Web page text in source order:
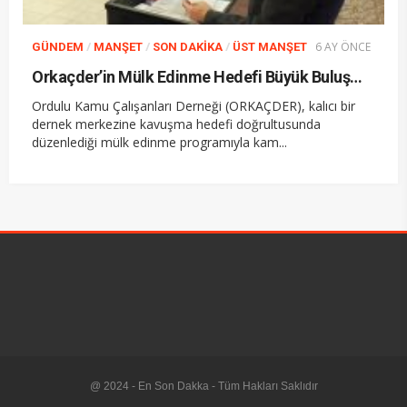
GÜNDEM / MANŞET / SON DAKIKA / ÜST MANŞET 6 AY ÖNCE
Orkaçder’in Mülk Edinme Hedefi Büyük Buluşmayla Destek Buldu
Ordulu Kamu Çalışanları Derneği (ORKAÇDER), kalıcı bir
dernek merkezine kavuşma hedefi doğrultusunda
düzenlediği mülk edinme programıyla kam...
@ 2024 - En Son Dakka - Tüm Hakları Saklıdır